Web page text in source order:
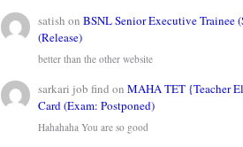
satish onBSNL Senior Executive Trainee
(Release)
better than the other website
sarkari job find onMAHA TET {Teacher
Card (Exam: Postponed)
Hahahaha You are so good